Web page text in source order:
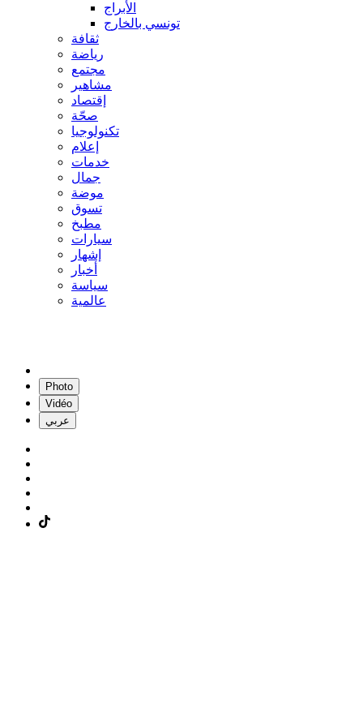
الأبراج
تونسي بالخارج
ثقافة
رياضة
مجتمع
مشاهير
إقتصاد
صحّة
تكنولوجيا
إعلام
خدمات
جمال
موضة
تسوق
مطبخ
سيارات
إشهار
أخبار
سياسة
عالمية
Photo
Vidéo
عربي